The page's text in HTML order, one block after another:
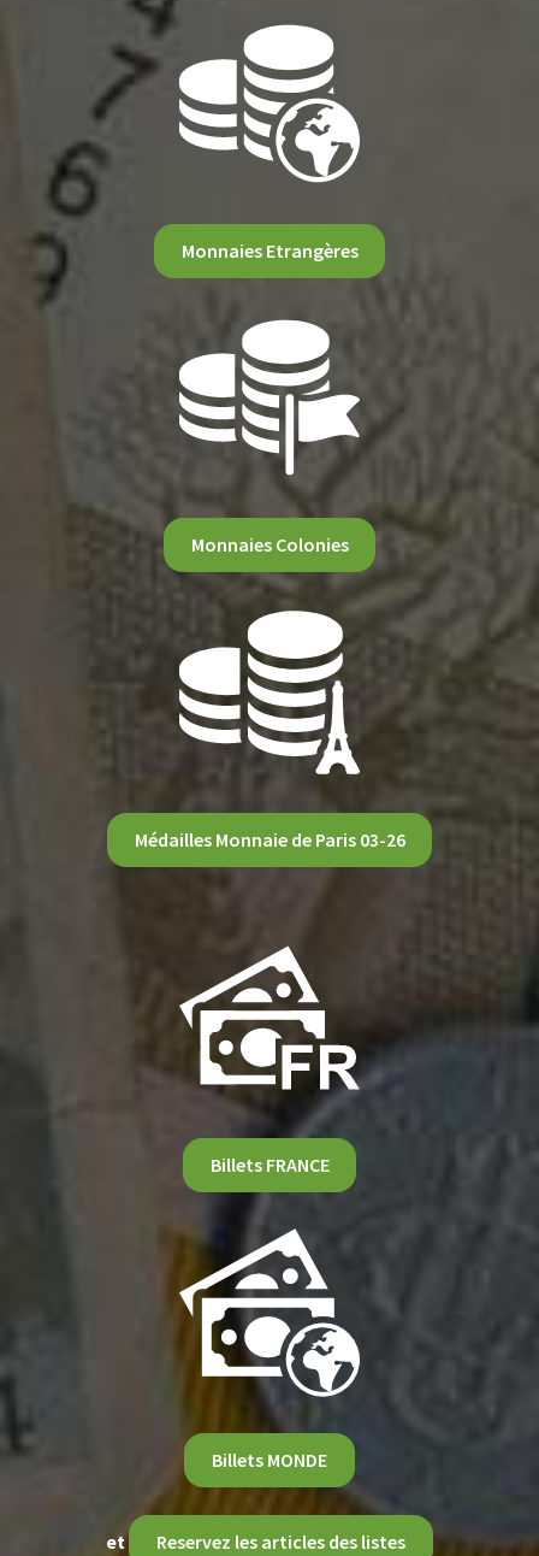
Monnaies Etrangères
Monnaies Colonies
Médailles Monnaie de Paris 03-26
Billets FRANCE
Billets MONDE
et Reservez les articles des listes